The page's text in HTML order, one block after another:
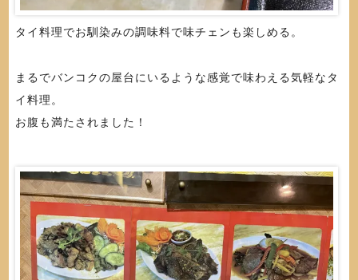
タイ料理でお馴染みの調味料で味チェンも楽しめる。
まるでバンコクの屋台にいるような感覚で味わえる気軽なタ
イ料理。
お腹も満たされました！